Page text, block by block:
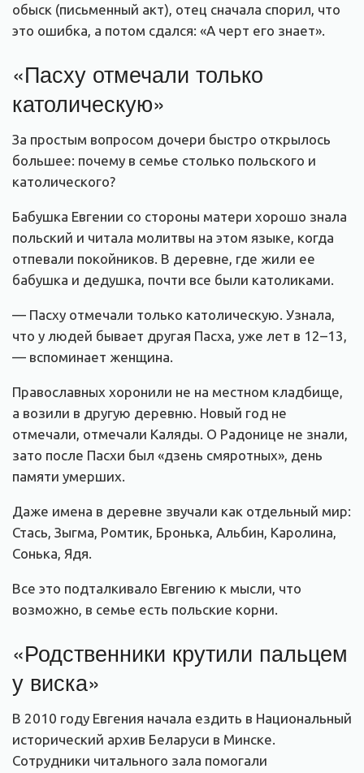
обыск (письменный акт), отец сначала спорил, что
это ошибка, а потом сдался: «А черт его знает».
«Пасху отмечали только
католическую»
За простым вопросом дочери быстро открылось
большее: почему в семье столько польского и
католического?
Бабушка Евгении со стороны матери хорошо знала
польский и читала молитвы на этом языке, когда
отпевали покойников. В деревне, где жили ее
бабушка и дедушка, почти все были католиками.
— Пасху отмечали только католическую. Узнала,
что у людей бывает другая Пасха, уже лет в 12–13,
— вспоминает женщина.
Православных хоронили не на местном кладбище,
а возили в другую деревню. Новый год не
отмечали, отмечали Каляды. О Радонице не знали,
зато после Пасхи был «дзень смяротных», день
памяти умерших.
Даже имена в деревне звучали как отдельный мир:
Стась, Зыгма, Ромтик, Бронька, Альбин, Каролина,
Сонька, Ядя.
Все это подталкивало Евгению к мысли, что
возможно, в семье есть польские корни.
«Родственники крутили пальцем
у виска»
В 2010 году Евгения начала ездить в Национальный
исторический архив Беларуси в Минске.
Сотрудники читального зала помогали